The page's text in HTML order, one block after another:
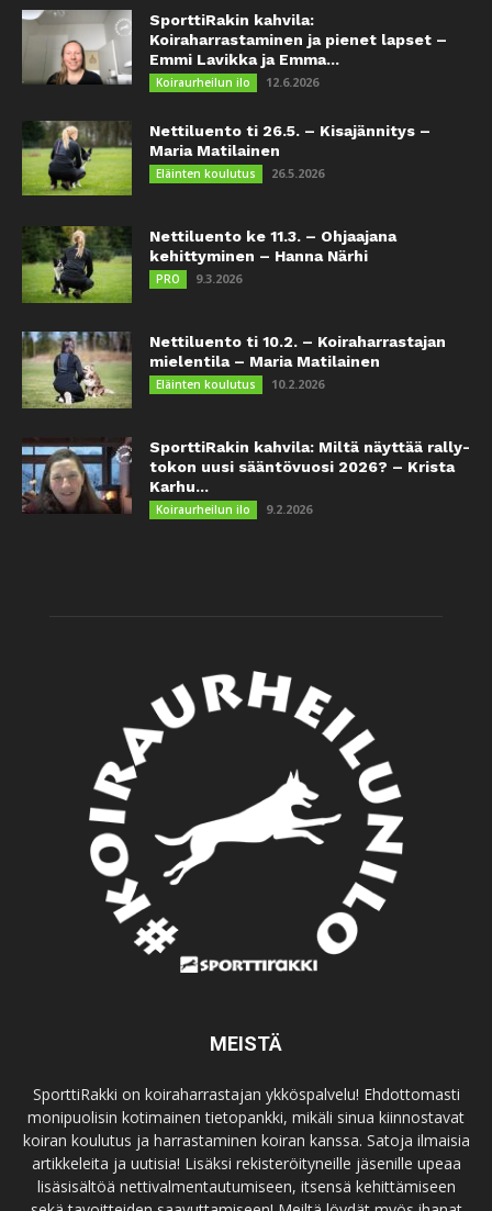
SporttiRakin kahvila:
Koiraharrastaminen ja pienet lapset –
Emmi Lavikka ja Emma...
Koiraurheilun ilo 12.6.2026
Nettiluento ti 26.5. – Kisajännitys –
Maria Matilainen
Eläinten koulutus 26.5.2026
Nettiluento ke 11.3. – Ohjaajana
kehittyminen – Hanna Närhi
PRO 9.3.2026
Nettiluento ti 10.2. – Koiraharrastajan
mielentila – Maria Matilainen
Eläinten koulutus 10.2.2026
SporttiRakin kahvila: Miltä näyttää rally-
tokon uusi sääntövuosi 2026? – Krista
Karhu...
Koiraurheilun ilo 9.2.2026
MEISTÄ
SporttiRakki on koiraharrastajan ykköspalvelu! Ehdottomasti
monipuolisin kotimainen tietopankki, mikäli sinua kiinnostavat
koiran koulutus ja harrastaminen koiran kanssa. Satoja ilmaisia
artikkeleita ja uutisia! Lisäksi rekisteröityneille jäsenille upeaa
lisäsisältöä nettivalmentautumiseen, itsensä kehittämiseen